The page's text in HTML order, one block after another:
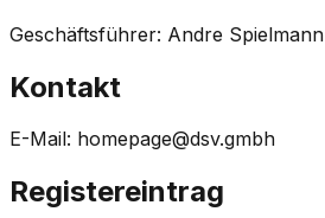
Geschäftsführer: Andre Spielmann
Kontakt
E-Mail: homepage@dsv.gmbh
Registereintrag